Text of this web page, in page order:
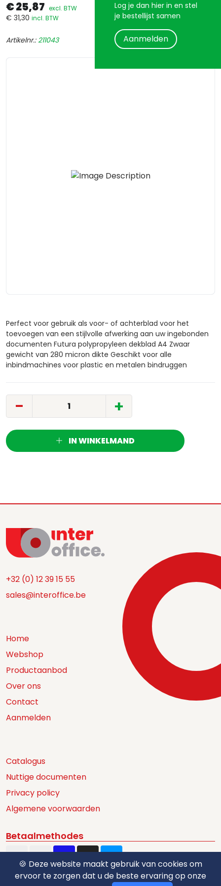
Log je dan hier in en stel
je bestellijst samen
Aanmelden
€ 25,87 excl. BTW
€ 31,30 incl. BTW
Artikelnr.:211043
Perfect voor gebruik als voor- of achterblad voor het
toevoegen van een stijlvolle afwerking aan uw ingebonden
documenten Futura polypropyleen dekblad A4 Zwaar
gewicht van 280 micron dikte Geschikt voor alle
inbindmachines voor plastic en metalen bindruggen
- +
IN WINKELMAND
+32 (0) 12 39 15 55
sales@interoffice.be
Home
Webshop
Productaanbod
Over ons
Contact
Aanmelden
Catalogus
Nuttige documenten
Privacy policy
Algemene voorwaarden
Betaalmethodes
🍪 Deze website maakt gebruik van cookies om
ervoor te zorgen dat u de beste ervaring op onze